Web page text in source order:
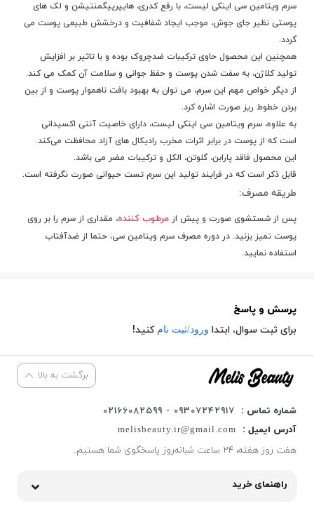
سرم ویتامین سی اینکی لیست، با رفع کدری، هایپرپیگمنتیشن و لک های
پوستی نظیر جای جوش، موجب ایجاد شفافیت و درخشش طبیعی پوست می
گردد.
همچنین این محصول حاوی ترکیبات ضدچروک بوده و با تاثیر بر افزایش
تولید کلاژن، به سفت شدن پوست و حفظ جوانی و سلامت آن کمک می کند.
از دیگر خواص مهم این سرم، می توان به بهبود بافت ناهموار پوست و از بین
بردن خطوط ریز صورت اشاره کرد.
به علاوه، سرم ویتامین سی اینکی لیست، دارای خاصیت آنتی اکسیدانی
است که از پوست در برابر اثرات مخرب رادیکال های آزاد محافظت می‌کند.
این محصول فاقد پارابن، گلوتن، الکل و ترکیبات مضر می باشد.
قابل ذکر است که در فرایند تولید این سرم تست حیوانی صورت نگرفته است.
طریقه مصرف:
پس از شستشوی صورت و پیش از مرطوب کننده، مقداری از سرم را بر روی
پوست تمیز بزنید. در دوره مصرف سرم ویتامین سی، حتما از ضدآفتاب
استفاده نمایید.
پرسش و پاسخ
برای ثبت سوال، ابتدا ورود/ثبت نام کنید!
برگشت به بالا
شماره تماس :
09307242917 - 02166082599
آدرس ایمیل :
melisbeauty.ir@gmail.com
هفت روز هفته، ۲۴ ساعت شبانه‌روز پاسخگوی شما هستیم.
راهنمای خرید